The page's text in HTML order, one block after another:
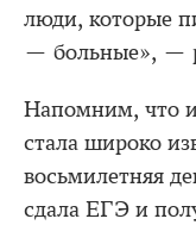
люди, которые
— больные», —
Напомним, что
стала широко
восьмилетняя
сдала ЕГЭ и